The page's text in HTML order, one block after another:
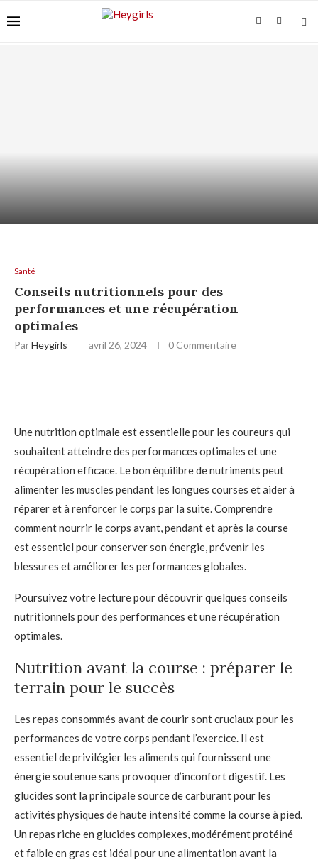
Santé
Conseils nutritionnels pour des
performances et une récupération
optimales
ParHeygirls avril 26, 2024 0 Commentaire
Une nutrition optimale est essentielle pour les coureurs qui
souhaitent atteindre des performances optimales et une
récupération efficace. Le bon équilibre de nutriments peut
alimenter les muscles pendant les longues courses et aider à
réparer et à renforcer le corps par la suite. Comprendre
comment nourrir le corps avant, pendant et après la course
est essentiel pour conserver son énergie, prévenir les
blessures et améliorer les performances globales.
Poursuivez votre lecture pour découvrir quelques conseils
nutritionnels pour des performances et une récupération
optimales.
Nutrition avant la course : préparer le
terrain pour le succès
Les repas consommés avant de courir sont cruciaux pour les
performances de votre corps pendant l’exercice. Il est
essentiel de privilégier les aliments qui fournissent une
énergie soutenue sans provoquer d’inconfort digestif. Les
glucides sont la principale source de carburant pour les
activités physiques de haute intensité comme la course à pied.
Un repas riche en glucides complexes, modérément protéiné
et faible en gras est idéal pour une alimentation avant la